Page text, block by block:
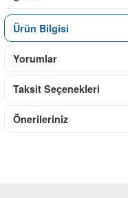
Ürün Bilgisi
Yorumlar
Taksit Seçenekleri
Önerileriniz